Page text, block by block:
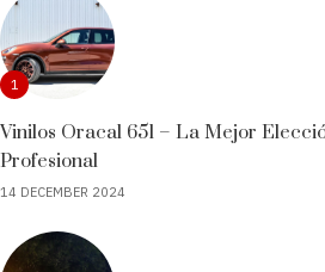
1
Vinilos Oracal 651 – La Mejor
Profesional
14 DECEMBER 2024